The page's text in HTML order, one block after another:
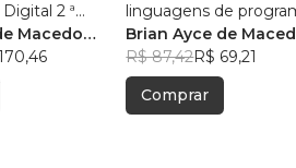
2 ª
Macedo
linguagens de
com o big data e
Brian Ayce de
Marinho
R$ 87,42R$ 69,21
Comprar